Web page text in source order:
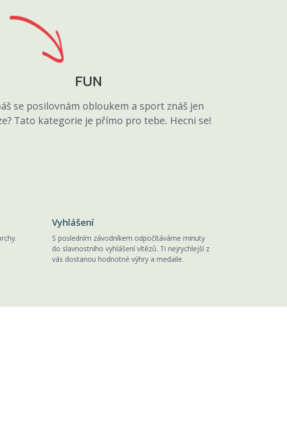
FUN
se posilovnám obloukem a sport znáš jen
Tato kategorie je přímo pro tebe. Hecni se!
Vyhlášení
S posledním závodníkem odpočítáváme minuty
do slavnostního vyhlášení vítězů. Ti nejrychlejší z
vás dostanou hodnotné výhry a medaile.